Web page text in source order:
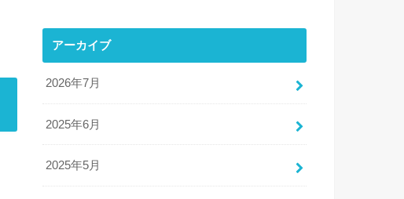
アーカイブ
2026年7月
2025年6月
2025年5月